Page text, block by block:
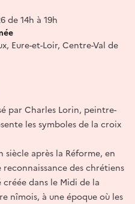
de 14h à 19h
Eure-et-Loir, Centre-Val de
par Charles Lorin, peintre-
les symboles de la croix
après la Réforme, en
des chrétiens
dans le Midi de la
nîmois, à une époque où les